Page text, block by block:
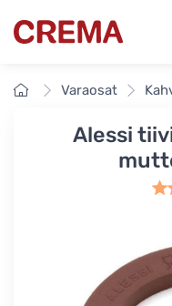
Crema
EtusivuVaraosat
Alessi